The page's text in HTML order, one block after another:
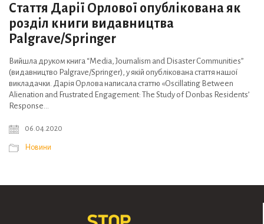
Стаття Дарії Орлової опублікована як
розділ книги видавництва
Palgrave/Springer
Вийшла друком книга “Media, Journalism and Disaster Communities”
(видавництво Palgrave/Springer), у якій опублікована стаття нашої
викладачки. Дарія Орлова написала статтю «Oscillating Between
Alienation and Frustrated Engagement: The Study of Donbas Residents’
Response…
06.04.2020
Новини